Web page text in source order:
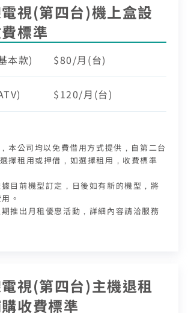
視(第四台)機上盒設
標準
本款) $80/月(台)
$120/月(台)
本公司均以免費借用方式提供，自第二台
擇租用或押借，如選擇租用，收費標準
目前機型訂定，日後如有新的機型，將
。
推出月租優惠活動，詳細內容請洽服務
視(第四台)主機退租
收費標準
登入
請洽客服專線 412-8811(手機請加區碼)
登入
訪客查詢帳單繳費
合作業者客戶發票查詢
請洽客服專線 412-8811(手機請加區碼)
返回前頁
前往加值服務
我知道了
線上留言
查詢帳單、線上繳費
智能客服、障礙報修
點選「點我完成手機綁定」
好禮將於 7 日後發送給您！
【專屬服務】
查詢帳單、線上繳費
智能客服、障礙報修